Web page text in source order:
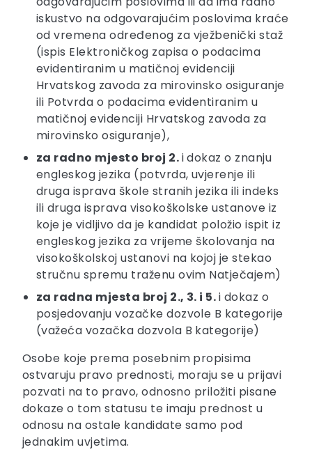
iskustvo na odgovarajućim poslovima kraće
od vremena određenog za vježbenički staž
(ispis Elektroničkog zapisa o podacima
evidentiranim u matičnoj evidenciji
Hrvatskog zavoda za mirovinsko osiguranje
ili Potvrda o podacima evidentiranim u
matičnoj evidenciji Hrvatskog zavoda za
mirovinsko osiguranje),
za radno mjesto broj 2.i dokaz o znanju
engleskog jezika (potvrda, uvjerenje ili
druga isprava škole stranih jezika ili indeks
ili druga isprava visokoškolske ustanove iz
koje je vidljivo da je kandidat položio ispit iz
engleskog jezika za vrijeme školovanja na
visokoškolskoj ustanovi na kojoj je stekao
stručnu spremu traženu ovim Natječajem)
za radna mjesta broj 2., 3. i 5.i dokaz o
posjedovanju vozačke dozvole B kategorije
(važeća vozačka dozvola B kategorije)
Osobe koje prema posebnim propisima
ostvaruju pravo prednosti, moraju se u prijavi
pozvati na to pravo, odnosno priložiti pisane
dokaze o tom statusu te imaju prednost u
odnosu na ostale kandidate samo pod
jednakim uvjetima.